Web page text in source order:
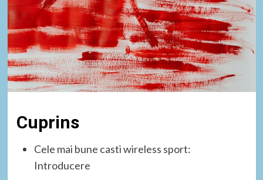
Cuprins
Cele mai bune casti wireless sport:
Introducere